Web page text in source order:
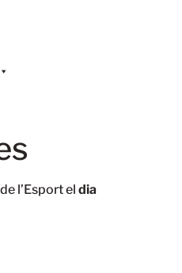
l’Esport el dia